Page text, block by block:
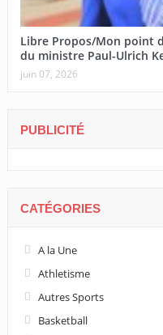
Libre Propos/Mon point
du ministre Paul-Ulrich
juin 07, 2026
PUBLICITÉ
CATÉGORIES
A la Une
Athletisme
Autres Sports
Basketball